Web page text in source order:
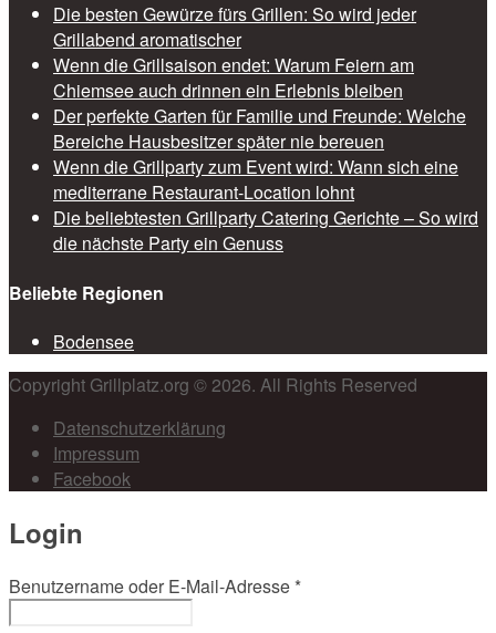
Die besten Gewürze fürs Grillen: So wird jeder
Grillabend aromatischer
Wenn die Grillsaison endet: Warum Feiern am
Chiemsee auch drinnen ein Erlebnis bleiben
Der perfekte Garten für Familie und Freunde: Welche
Bereiche Hausbesitzer später nie bereuen
Wenn die Grillparty zum Event wird: Wann sich eine
mediterrane Restaurant-Location lohnt
Die beliebtesten Grillparty Catering Gerichte – So wird
die nächste Party ein Genuss
Beliebte Regionen
Bodensee
Copyright Grillplatz.org © 2026. All Rights Reserved
Datenschutzerklärung
Impressum
Facebook
Login
Benutzername oder E-Mail-Adresse *